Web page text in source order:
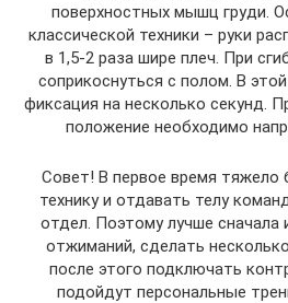
поверхностных мышц груди.
классической техники – руки
в 1,5-2 раза шире плеч. При
соприкоснуться с полом. В
фиксация на несколько секунд.
положение необходимо
Совет! В первое время тяжело
технику и отдавать телу
отдел. Поэтому лучше сначала
отжиманий, сделать
после этого подключать
подойдут персональные